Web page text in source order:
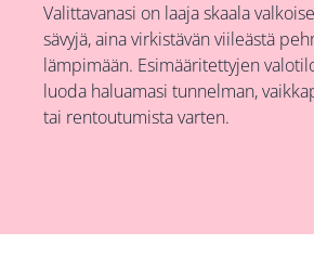
Valittavanasi on laaja skaala
sävyjä, aina virkistävän viileästä
lämpimään. Esimääritettyjen
luoda haluamasi tunnelman,
tai rentoutumista varten.